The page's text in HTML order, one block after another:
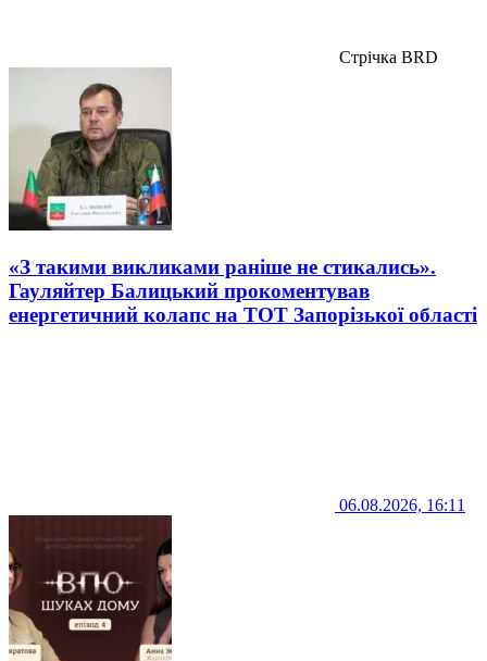
Стрічка BRD
«З такими викликами раніше не стикались».
Гауляйтер Балицький прокоментував
енергетичний колапс на ТОТ Запорізької області
06.08.2026, 16:11